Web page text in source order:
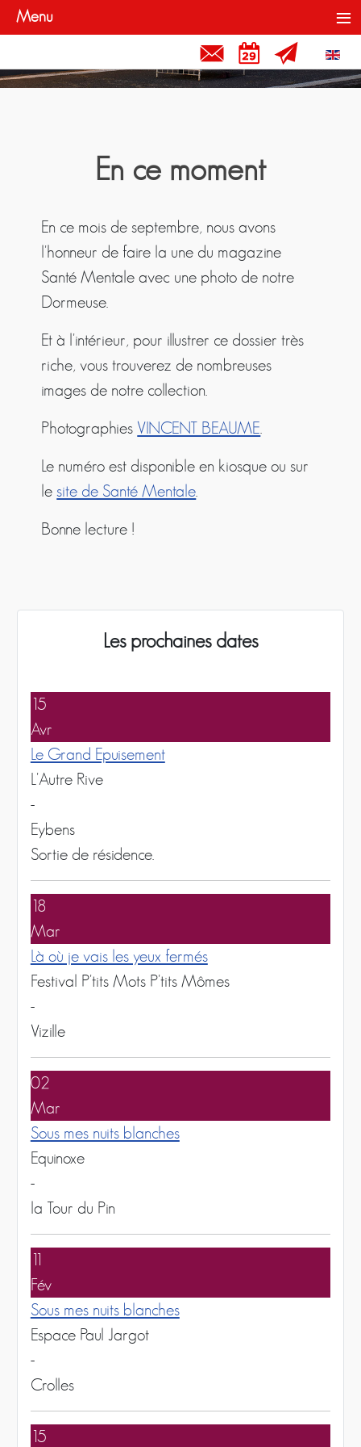
Contact et Liens
Rendez-vous
En ce moment
En ce mois de septembre, nous avons
l'honneur de faire la une du magazine
Santé Mentale avec une photo de notre
Dormeuse.
Et à l'intérieur, pour illustrer ce dossier très
riche, vous trouverez de nombreuses
images de notre collection.
Photographies VINCENT BEAUME.
Le numéro est disponible en kiosque ou sur
lesite de Santé Mentale.
Bonne lecture !
Les prochaines dates
15
Avr
Le Grand Epuisement
L'Autre Rive
-
Eybens
Sortie de résidence.
18
Mar
Là où je vais les yeux fermés
Festival P'tits Mots P'tits Mômes
-
Vizille
02
Mar
Sous mes nuits blanches
Equinoxe
-
la Tour du Pin
Fév
Sous mes nuits blanches
Espace Paul Jargot
-
Crolles
15
Menu ≡